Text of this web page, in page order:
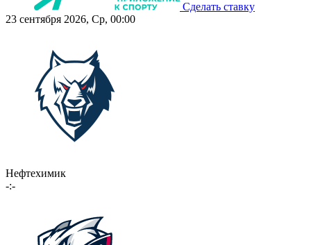
Сделать ставку
23 сентября 2026, Ср, 00:00
Нефтехимик
-:-